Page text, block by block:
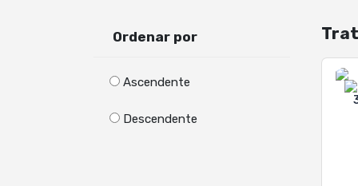
Ordenar por
Ascendente
Descendente